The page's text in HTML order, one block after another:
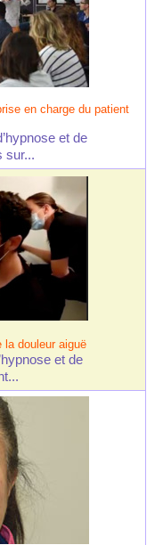
en charge du patient
et de
sur...
la douleur aiguë
et de